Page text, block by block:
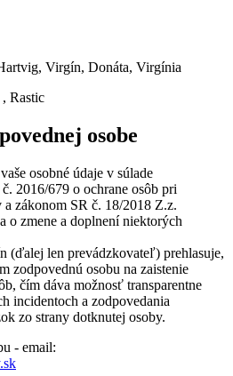
Virgín, Donáta, Virgínia
, Rastic
osobe
osobné údaje v súlade
2016/679 o ochrane osôb pri
zákonom SR č. 18/2018 Z.z.
o zmene a doplnení niektorých
(ďalej len prevádzkovateľ) prehlasuje,
zodpovednú osobu na zaistenie
čím dáva možnosť transparentne
incidentoch a zodpovedania
zo strany dotknutej osoby.
- email: